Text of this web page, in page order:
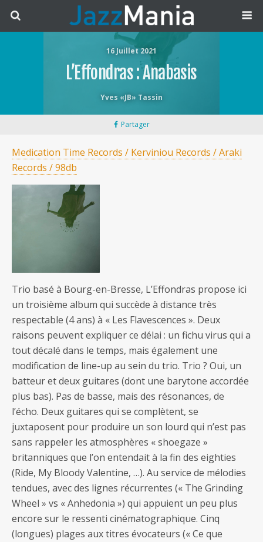
16 Juillet 2021
L’Effondras : Anabasis
Yves «JB» Tassin
Partager
Medication Time Records / Kerviniou Records / Araki
Records / 98db
Trio basé à Bourg-en-Bresse, L’Effondras propose ici
un troisième album qui succède à distance très
respectable (4 ans) à « Les Flavescences ». Deux
raisons peuvent expliquer ce délai : un fichu virus qui a
tout décalé dans le temps, mais également une
modification de line-up au sein du trio. Trio ? Oui, un
batteur et deux guitares (dont une barytone accordée
plus bas). Pas de basse, mais des résonances, de
l’écho. Deux guitares qui se complètent, se
juxtaposent pour produire un son lourd qui n’est pas
sans rappeler les atmosphères « shoegaze »
britanniques que l’on entendait à la fin des eighties
(Ride, My Bloody Valentine, …). Au service de mélodies
tendues, avec des lignes récurrentes (« The Grinding
Wheel » vs « Anhedonia ») qui appuient un peu plus
encore sur le ressenti cinématographique. Cinq
(longues) plages aux titres évocateurs (« Ce que